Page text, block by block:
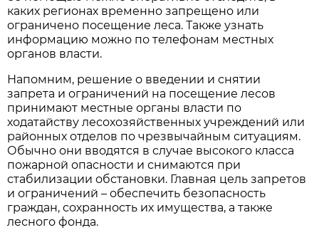
каких регионах временно запрещено или
ограничено посещение леса. Также узнать
информацию можно по телефонам местных
органов власти.
Напомним, решение о введении и снятии
запрета и ограничений на посещение лесов
принимают местные органы власти по
ходатайству лесохозяйственных учреждений или
районных отделов по чрезвычайным ситуациям.
Обычно они вводятся в случае высокого класса
пожарной опасности и снимаются при
стабилизации обстановки. Главная цель запретов
и ограничений – обеспечить безопасность
граждан, сохранность их имущества, а также
лесного фонда.